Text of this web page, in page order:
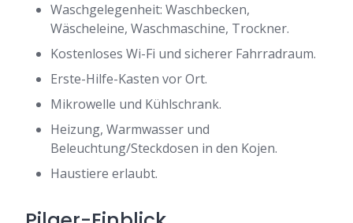
Waschgelegenheit: Waschbecken,
Wäscheleine, Waschmaschine, Trockner.
Kostenloses Wi-Fi und sicherer Fahrradraum.
Erste-Hilfe-Kasten vor Ort.
Mikrowelle und Kühlschrank.
Heizung, Warmwasser und
Beleuchtung/Steckdosen in den Kojen.
Haustiere erlaubt.